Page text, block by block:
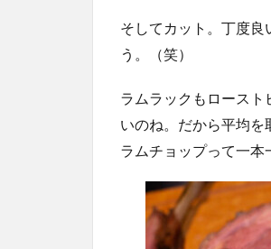
そしてカット。丁度
う。（笑）
ラムラックもロース
いのね。だから平均を
ラムチョップって一本